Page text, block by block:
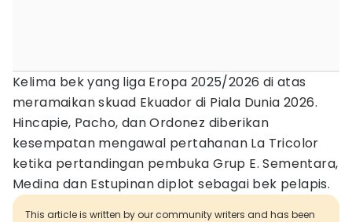
Kelima bek yang liga Eropa 2025/2026 di atas
meramaikan skuad Ekuador di Piala Dunia 2026.
Hincapie, Pacho, dan Ordonez diberikan
kesempatan mengawal pertahanan La Tricolor
ketika pertandingan pembuka Grup E. Sementara,
Medina dan Estupinan diplot sebagai bek pelapis.
This article is written by our community writers and has been